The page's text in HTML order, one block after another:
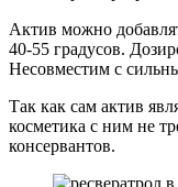
Актив можно
40-55 градусов.
Несовместим с
Так как сам актив
косметика с ним не
консервантов.